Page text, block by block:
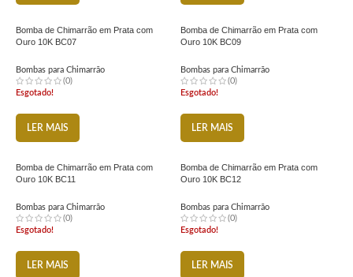
Bomba de Chimarrão em Prata com
Ouro 10K BC07
Bombas para Chimarrão
(0)
Esgotado!
LER MAIS
Bomba de Chimarrão em Prata com
Ouro 10K BC09
Bombas para Chimarrão
(0)
Esgotado!
LER MAIS
Bomba de Chimarrão em Prata com
Ouro 10K BC11
Bombas para Chimarrão
(0)
Esgotado!
LER MAIS
Bomba de Chimarrão em Prata com
Ouro 10K BC12
Bombas para Chimarrão
(0)
Esgotado!
LER MAIS